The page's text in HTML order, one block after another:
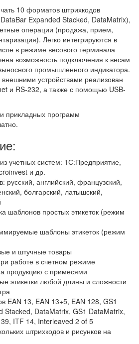
10 форматов штрихкодов
Expanded Stacked, DataMatrix),
операции (продажа, прием,
Легко интегрируются в
в режиме весового терминала
возможность подключения к весам
промышленного индикатора.
устройствами реализован
и RS-232, а также с помощью USB-
прикладных программ
из учетных систем: 1С:Предприятие,
и др.
русский, английский, французский,
болгарский, латышский,
шаблонов простых этикеток (режим
шаблоны этикеток (режим
и штучные товары
работе в счетном режиме
продукцию с примесями
этикетки любой длины и сложности
EAN 13, EAN 13+5, EAN 128, GS1
Stacked, DataMatrix, GS1 DataMatrix,
ITF 14, Interleaved 2 of 5
штрихкодов и рисунков на